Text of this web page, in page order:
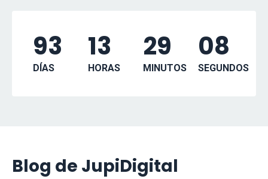
93
DÍAS
13
HORAS
29
MINUTOS
07
SEGUNDOS
Blog de JupiDigital